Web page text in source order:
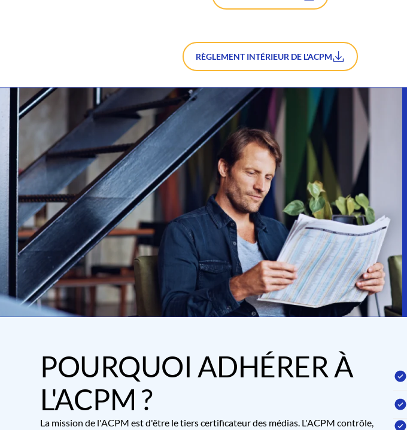
RÈGLEMENT INTÉRIEUR DE L'ACPM
POURQUOI ADHÉRER À
L'ACPM ?
La mission de l'ACPM est d'être le tiers certificateur des médias. L'ACPM contrôle,